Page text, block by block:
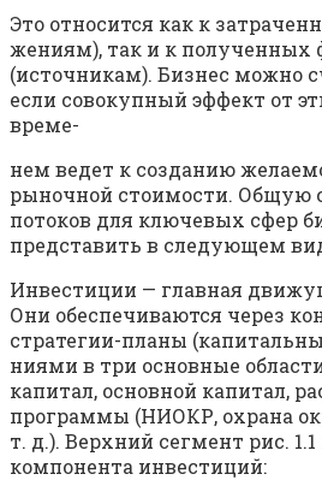
Это относится как к
жениям), так и к полученных
(источникам). Бизнес можно
если совокупный эффект от
време-
нем ведет к созданию
рыночной стоимости. Общую
потоков для ключевых сфер
представить в следующем
Инвестиции — главная
Они обеспечиваются через
стратегии-планы
ниями в три основные
капитал, основной капитал,
программы (НИОКР, охрана
т. д.). Верхний сегмент рис.
компонента инвестиций: